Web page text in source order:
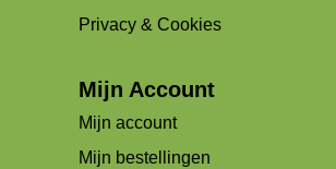
Privacy & Cookies
Mijn Account
Mijn account
Mijn bestellingen